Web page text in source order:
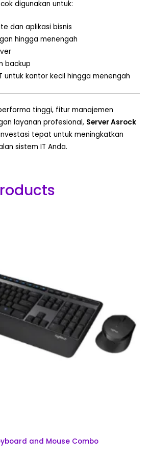
digunakan untuk:
dan aplikasi bisnis
hingga menengah
backup
untuk kantor kecil hingga menengah
tinggi, fitur manajemen
layanan profesional, Server Asrock
tepat untuk meningkatkan
sistem IT Anda.
and Mouse Combo